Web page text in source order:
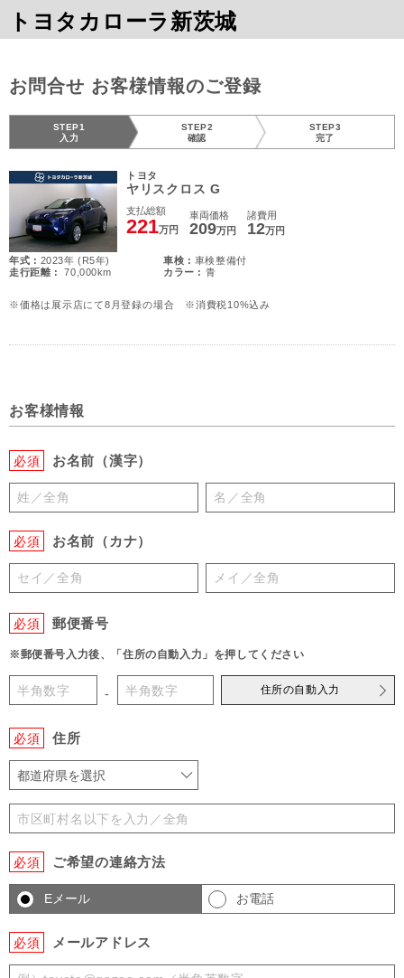
トヨタカローラ新茨城
お問合せ お客様情報のご登録
STEP1
入力
STEP2
確認
STEP3
完了
トヨタ
ヤリスクロス G
支払総額
221万円
車両価格
209万円
諸費用
12万円
年式 : 2023年 (R5年) 車検 : 車検整備付
走行距離 :
70,000km カラー : 青
※価格は展示店にて8月登録の場合 ※消費税10%込み
お客様情報
必須 お名前（漢字）
必須 お名前（カナ）
必須 郵便番号
※郵便番号入力後、「住所の自動入力」を押してください
- 住所の自動入力
必須 住所
都道府県を選択
必須 ご希望の連絡方法
Eメール お電話
必須 メールアドレス